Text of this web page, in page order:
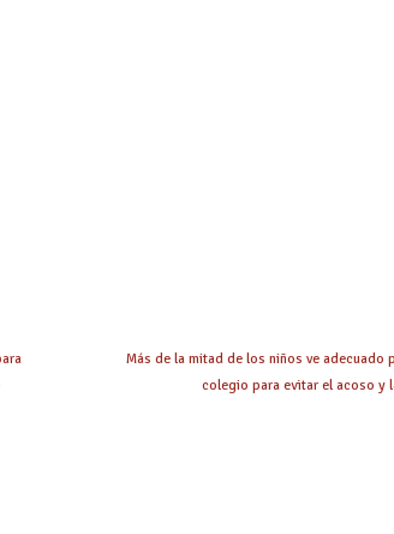
Más de la mitad de los niños ve adecuado
colegio para evitar el acoso y